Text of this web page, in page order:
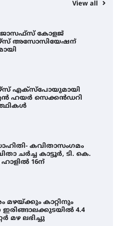
View all
ജോസഫ്സ് കോളജ്
അസോസിയേഷന്
എക്സ്പോയുമായി
ഹയർ സെക്കൻഡറി
കവിതാസംഗമം
ചർച്ച കാട്ടൂർ, ടി. കെ.
16ന്
മഴയ്ക്കും കാറ്റിനും
4.4
മഴ ലഭിച്ചു